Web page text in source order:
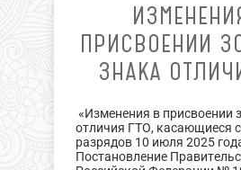
ПРИСВОЕНИИ
ЗНАКА
«Изменения в присвоении
отличия ГТО, касающиеся
разрядов 10 июля 2025
Постановление